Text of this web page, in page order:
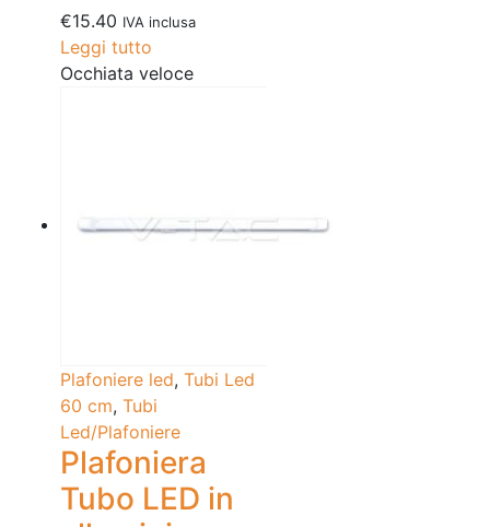
€15.40 IVA inclusa
Leggi tutto
Occhiata veloce
Plafoniere led, Tubi Led
60 cm, Tubi
Led/Plafoniere
Plafoniera
Tubo LED in